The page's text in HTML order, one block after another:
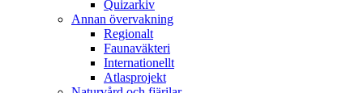
Quizarkiv
Annan övervakning
Regionalt
Faunaväkteri
Internationellt
Atlasprojekt